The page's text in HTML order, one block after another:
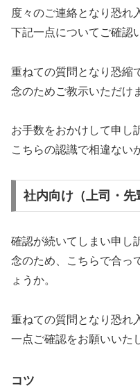
度々のご連絡となり恐れ
下記一点についてご確認
重ねての質問となり恐縮
念のためご教示いただけ
お手数をおかけして申し
こちらの認識で相違ない
社内向け（上司・先
確認が続いてしまい申し
念のため、こちらで合っ
ょうか。
重ねての質問となり恐れ
一点ご確認をお願いいた
コツ